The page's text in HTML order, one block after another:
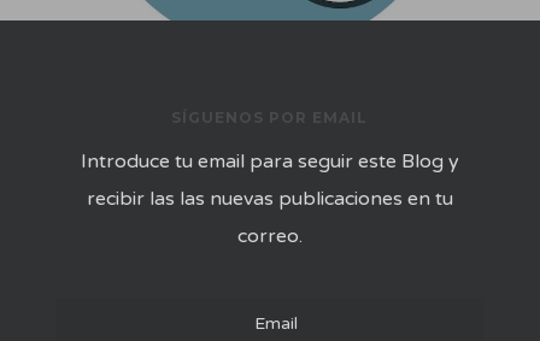
SÍGUENOS POR EMAIL
Introduce tu email para seguir este Blog y
recibir las las nuevas publicaciones en tu
correo.